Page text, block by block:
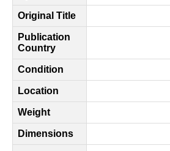
Original Title
Publication
Country
Condition
Location
Weight
Dimensions